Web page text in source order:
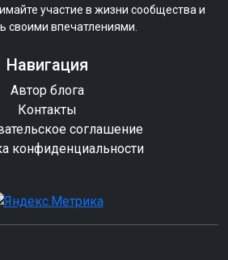
участие в жизни сообщества и
своими впечатлениями.
Навигация
Автор блога
Контакты
соглашение
конфиденциальности